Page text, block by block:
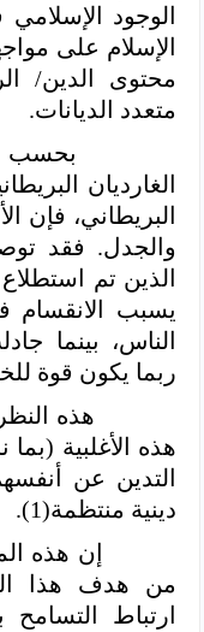
الوجود
الإسلام على
محتوى الدين/
متعدد الديانات.
بحسب
الغارديان
البريطاني، فإن
الذين تم
يسبب الانقسام
الناس، بينما
ربما يكون قوة
هذه النظرة
التدين عن
دينية منتظمة(1).
إن هذه
من هدف هذا
ارتباط